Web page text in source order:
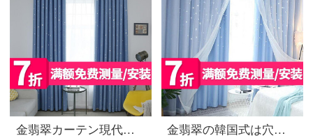
金翡翠カーテン現代簡単ベランダ高遮光カーテン書斎寝室カーテン完成品星カーテンはライトブルーの遮光75%カスタマイズできます。幅1メートルの単価の糸平屋（フック式）は2メートルから予約できます。
金翡翠の韓国式は穴が開けられないで、星の完成品のカーテンの窓の紗の寝室のベランダのネットの赤い翻り窓の2階建ての日よけのカーテンを注文して、青い布に紗の幅を加えて3メートル*高さ2.7メートル(穴を開けて式を打って平らにならします)をプラスします。